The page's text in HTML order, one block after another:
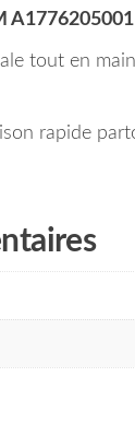
A1776205001
tout en
rapide